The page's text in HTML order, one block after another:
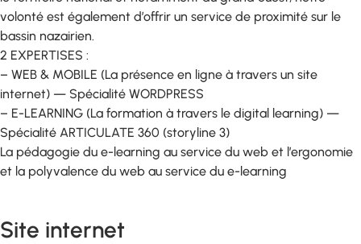
volonté est également d’offrir un service de proximité sur le
bassin nazairien.
2 EXPERTISES :
– WEB & MOBILE (La présence en ligne à travers un site
internet) — Spécialité WORDPRESS
– E-LEARNING (La formation à travers le digital learning) —
Spécialité ARTICULATE 360 (storyline 3)
La pédagogie du e-learning au service du web et l’ergonomie
et la polyvalence du web au service du e-learning
Site internet